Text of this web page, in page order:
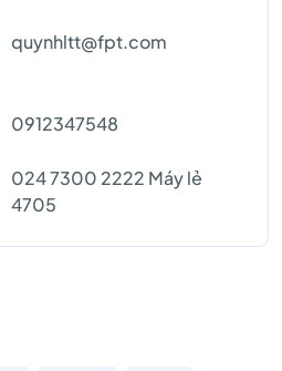
quynhltt@fpt.com
0912347548
024 7300 2222 Máy lẻ
4705